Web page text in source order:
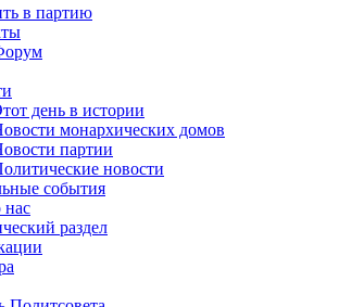
в партию
день в истории
монархических домов
партии
новости
события
раздел